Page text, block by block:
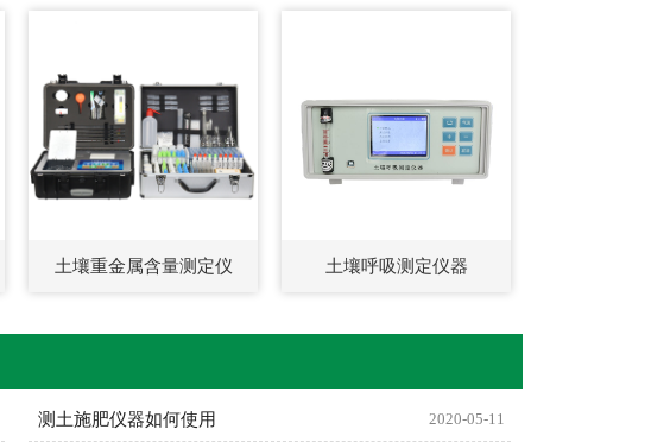
土壤重金属含量测定仪 土壤呼吸测定仪器
测土施肥仪器如何使用 2020-05-11